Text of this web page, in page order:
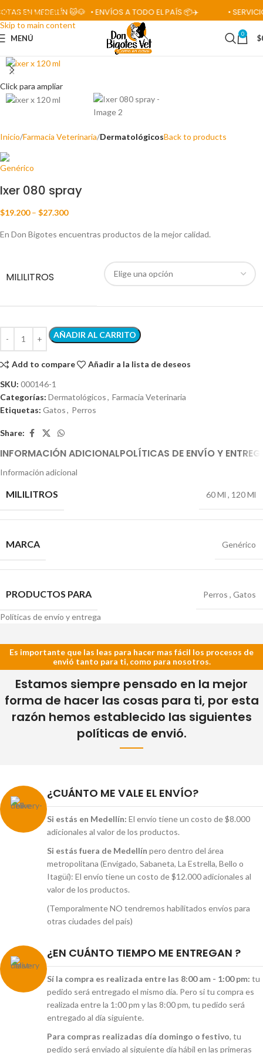
Skip to navigation
Skip to main content
MEDELLÍN 🐱🐶 • ENVÍOS A TODO EL PAÍS 📦✈️ • SERVICIOS
MENÚ 0 $
Click para ampliar
Inicio Farmacia Veterinaria DermatológicosBack to products
Ixer 080 spray
$19.200 – $27.300
En Don Bigotes encuentras productos de la mejor calidad.
MILILITROS
AÑADIR AL CARRITO
Add to compare
Añadir a la lista de deseos
SKU: 000146-1
Categorías: Dermatológicos, Farmacia Veterinaria
Etiquetas: Gatos, Perros
Share:
INFORMACIÓN ADICIONALPOLÍTICAS DE ENVÍO Y
Información adicional
MILILITROS 60 Ml , 120 Ml
MARCA Genérico
PRODUCTOS PARA Perros , Gatos
Políticas de envío y entrega
Es importante que las leas para hacer mas fácil los procesos de
envió tanto para ti, como para nosotros.
Estamos siempre pensado en la mejor
forma de hacer las cosas para ti, por esta
razón hemos establecido las siguientes
políticas de envió.
¿CUÁNTO ME VALE EL ENVÍO?
Si estás en Medellín: El envío tiene un costo de $8.000
adicionales al valor de los productos.
Si estás fuera de Medellín pero dentro del área
metropolitana (Envigado, Sabaneta, La Estrella, Bello o
Itagüí): El envío tiene un costo de $12.000 adicionales al
valor de los productos.
(Temporalmente NO tendremos habilitados envíos para
otras ciudades del país)
¿EN CUÁNTO TIEMPO ME ENTREGAN ?
Sí la compra es realizada entre las 8:00 am - 1:00 pm: tu
pedido será entregado el mismo día. Pero si tu compra es
realizada entre la 1:00 pm y las 8:00 pm, tu pedido será
entregado al día siguiente.
Para compras realizadas día domingo o festivo, tu
pedido será enviado al siguiente día hábil en las primeras